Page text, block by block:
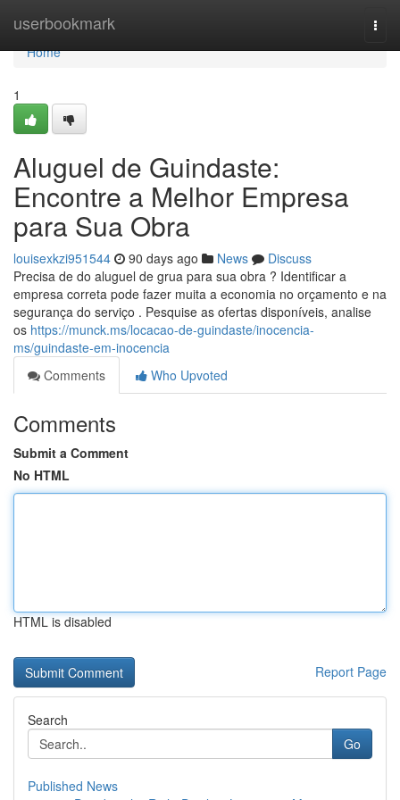
userbookmark
Home
Home
1
Aluguel de Guindaste:
Encontre a Melhor Empresa
para Sua Obra
louisexkzi951544 90 days ago News
Discuss
Precisa de do aluguel de grua para sua obra ? Identificar a
empresa correta pode fazer muita a economia no orçamento e na
segurança do serviço . Pesquise as ofertas disponíveis, analise
os https://munck.ms/locacao-de-guindaste/inocencia-
ms/guindaste-em-inocencia
Comments
Who Upvoted
Comments
Submit a Comment
No HTML
HTML is disabled
Report Page
Search
Go
Published News